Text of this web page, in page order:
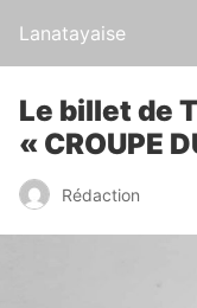
Lanatayaise
Le billet de
« CROUPE
Rédaction